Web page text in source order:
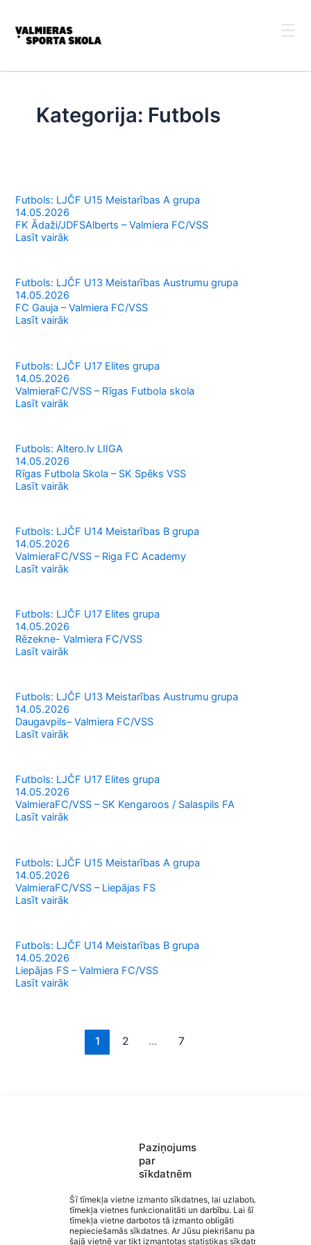
Paziņojums
par
sīkdatnēm
Šī tīmekļa vietne izmanto sīkdatnes, lai uzlabotu
tīmekļa vietnes funkcionalitāti un darbību. Lai šī
tīmekļa vietne darbotos tā izmanto obligāti
nepieciešamās sīkdatnes. Ar Jūsu piekrišanu papildus
šajā vietnē var tikt izmantotas statistikas sīkdatnes.
content
Kategorija: Futbols
Futbols: LJČF U15 Meistarības A grupa
14.05.2026
FK Ādaži/JDFSAlberts – Valmiera FC/VSS
Lasīt vairāk
Futbols: LJČF U13 Meistarības Austrumu grupa
14.05.2026
FC Gauja – Valmiera FC/VSS
Lasīt vairāk
Futbols: LJČF U17 Elites grupa
14.05.2026
ValmieraFC/VSS – Rīgas Futbola skola
Lasīt vairāk
Futbols: Altero.lv LIIGA
14.05.2026
Rīgas Futbola Skola – SK Spēks VSS
Lasīt vairāk
Futbols: LJČF U14 Meistarības B grupa
14.05.2026
ValmieraFC/VSS – Riga FC Academy
Lasīt vairāk
Futbols: LJČF U17 Elites grupa
14.05.2026
Rēzekne- Valmiera FC/VSS
Lasīt vairāk
Futbols: LJČF U13 Meistarības Austrumu grupa
14.05.2026
Daugavpils– Valmiera FC/VSS
Lasīt vairāk
Futbols: LJČF U17 Elites grupa
14.05.2026
ValmieraFC/VSS – SK Kengaroos / Salaspils FA
Lasīt vairāk
Futbols: LJČF U15 Meistarības A grupa
14.05.2026
ValmieraFC/VSS – Liepājas FS
Lasīt vairāk
Futbols: LJČF U14 Meistarības B grupa
14.05.2026
Liepājas FS – Valmiera FC/VSS
Lasīt vairāk
1 2 … 7
Valmieras Sporta skola
Saziņa
Izvēlne
Ātrās saites
Sociālie tīkli